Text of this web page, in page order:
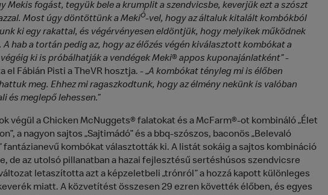
Mekis fogást, tegyük bele a krumplit a szendvicsbe, keverjük ezt a szószt
Most úgy döntöttünk a MekiÒ-vel, hogy az általuk kitalált kombókból
ki egy rakattal, és végérvényesen eldöntjük, hogy melyikek működnek
A hab a tortán pedig az, hogy az élőzés végén kiválasztott kombókat a
ki is próbálhatják a vendégek Meki® appos kuponajánlatként” -
el Fábián Pisti a TheVR hosztja. - „A kombókat tényleg mi is élőben
meg. Ehhez mi ragaszkodtunk, hogy az élmény nekünk is valóban
és meglepő lehessen.”
végül a Chicken McNuggets® falatokat és a McFarm®-ot kombináló „Élet
a nagyon sajtos „Sajtimádó” és a bbq-szószos, baconös „Belevaló
fantázianevű kombókat választották ki. A listát sokáig a sajtos kombináció
de az utolsó pillanatban a hazai fejlesztésű sertéshúsos szendvicsre
letaszította azt a képzeletbeli „trónról” a hozzá kapott különleges
miatt. A közvetítést összesen 29 ezren követték élőben, és egyes